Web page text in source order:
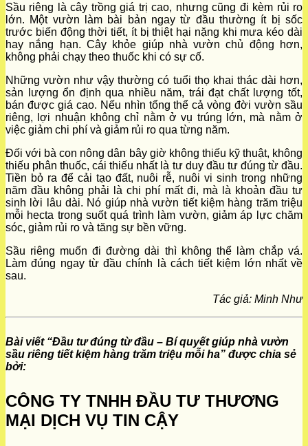
Sầu riêng là cây trồng giá trị cao, nhưng cũng đi kèm rủi ro
lớn. Một vườn làm bài bản ngay từ đầu thường ít bị sốc
trước biến động thời tiết, ít bị thiệt hại nặng khi mưa kéo dài
hay nắng hạn. Cây khỏe giúp nhà vườn chủ động hơn,
không phải chạy theo thuốc khi có sự cố.
Những vườn như vậy thường có tuổi thọ khai thác dài hơn,
sản lượng ổn định qua nhiều năm, trái đạt chất lượng tốt,
bán được giá cao. Nếu nhìn tổng thể cả vòng đời vườn sầu
riêng, lợi nhuận không chỉ nằm ở vụ trúng lớn, mà nằm ở
việc giảm chi phí và giảm rủi ro qua từng năm.
Đối với bà con nông dân bây giờ không thiếu kỹ thuật, không
thiếu phân thuốc, cái thiếu nhất là tư duy đầu tư đúng từ đầu.
Tiền bỏ ra để cải tạo đất, nuôi rễ, nuôi vi sinh trong những
năm đầu không phải là chi phí mất đi, mà là khoản đầu tư
sinh lời lâu dài. Nó giúp nhà vườn tiết kiệm hàng trăm triệu
mỗi hecta trong suốt quá trình làm vườn, giảm áp lực chăm
sóc, giảm rủi ro và tăng sự bền vững.
Sầu riêng muốn đi đường dài thì không thể làm chắp vá.
Làm đúng ngay từ đầu chính là cách tiết kiệm lớn nhất về
sau.
Tác giả: Minh Như
Bài viết “Đầu tư đúng từ đầu – Bí quyết giúp nhà vườn
sầu riêng tiết kiệm hàng trăm triệu mỗi ha” được chia sẻ
bởi:
CÔNG TY TNHH ĐẦU TƯ THƯƠNG
MẠI DỊCH VỤ TIN CẬY